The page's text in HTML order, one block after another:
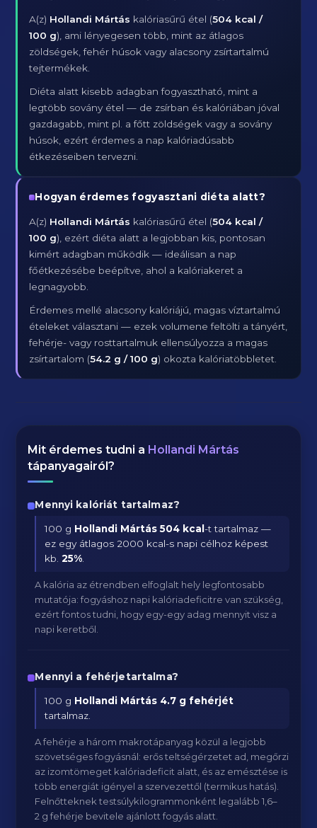
A(z) Hollandi Mártás kalóriasűrű étel (504 kcal /
100 g), ami lényegesen több, mint az átlagos
zöldségek, fehér húsok vagy alacsony zsírtartalmú
tejtermékek.
Diéta alatt kisebb adagban fogyasztható, mint a
legtöbb sovány étel — de zsírban és kalóriában jóval
gazdagabb, mint pl. a főtt zöldségek vagy a sovány
húsok, ezért érdemes a nap kalóriadúsabb
étkezéseiben tervezni.
Hogyan érdemes fogyasztani diéta alatt?
A(z) Hollandi Mártás kalóriasűrű étel (504 kcal /
100 g), ezért diéta alatt a legjobban kis, pontosan
kimért adagban működik — ideálisan a nap
főétkezésébe beépítve, ahol a kalóriakeret a
legnagyobb.
Érdemes mellé alacsony kalóriájú, magas víztartalmú
ételeket választani — ezek volumene feltölti a tányért,
fehérje- vagy rosttartalmuk ellensúlyozza a magas
zsírtartalom (54.2 g / 100 g) okozta kalóriatöbbletet.
Mit érdemes tudni a Hollandi Mártás
tápanyagairól?
Mennyi kalóriát tartalmaz?
100 g Hollandi Mártás 504 kcal-t tartalmaz —
ez egy átlagos 2000 kcal-s napi célhoz képest
kb.25%
A kalória az étrendben elfoglalt hely legfontosabb
mutatója: fogyáshoz napi kalóriadeficitre van szükség,
ezért fontos tudni, hogy egy-egy adag mennyit visz a
napi keretből.
Mennyi a fehérjetartalma?
100 g Hollandi Mártás 4.7 g fehérjét
tartalmaz.
A fehérje a három makrotápanyag közül a legjobb
szövetséges fogyásnál: erős teltségérzetet ad, megőrzi
az izomtömeget kalóriadeficit alatt, és az emésztése is
több energiát igényel a szervezettől (termikus hatás).
Felnőtteknek testsúlykilogrammonként legalább 1,6–
2 g fehérje bevitele ajánlott fogyás alatt.